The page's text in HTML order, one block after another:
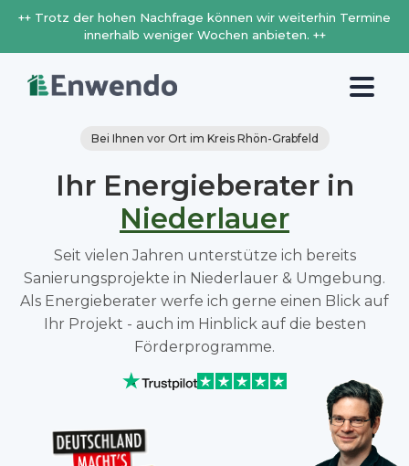
++ Trotz der hohen Nachfrage können wir weiterhin Termine
innerhalb weniger Wochen anbieten. ++
Bei Ihnen vor Ort im Kreis Rhön-Grabfeld
Ihr Energieberater in
Niederlauer
Seit vielen Jahren unterstütze ich bereits
Sanierungsprojekte in Niederlauer & Umgebung.
Als Energieberater werfe ich gerne einen Blick auf
Ihr Projekt - auch im Hinblick auf die besten
Förderprogramme.